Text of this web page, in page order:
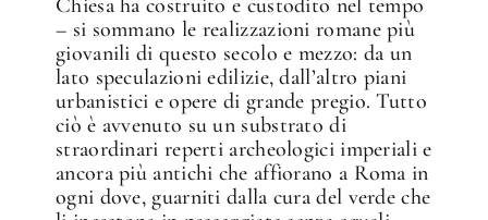
Chiesa ha costruito e custodito nel tempo
– si sommano le realizzazioni romane più
giovanili di questo secolo e mezzo: da un
lato speculazioni edilizie, dall’altro piani
urbanistici e opere di grande pregio. Tutto
ciò è avvenuto su un substrato di
straordinari reperti archeologici imperiali e
ancora più antichi che affiorano a Roma in
ogni dove, guarniti dalla cura del verde che